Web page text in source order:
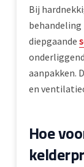
Bij
diepgaande
aanpakken.
en
Hoe